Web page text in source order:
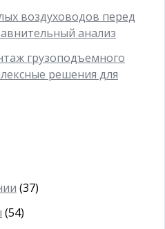
воздуховодов перед
анализ
грузоподъемного
решения для
(37)
(54)